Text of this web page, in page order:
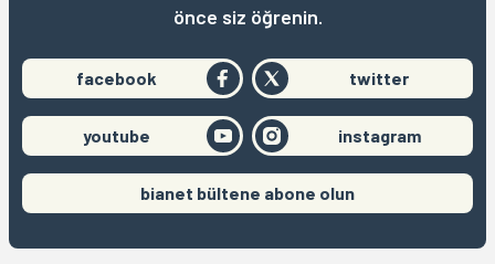
önce siz öğrenin.
facebook twitter
youtube instagram
bianet bültene abone olun